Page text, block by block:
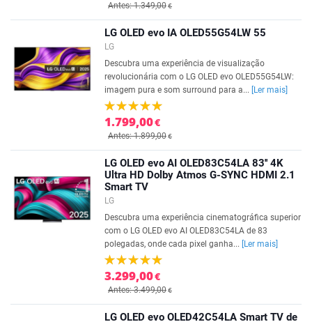
Antes: 1.349,00€
LG OLED evo IA OLED55G54LW 55
LG
Descubra uma experiência de visualização
revolucionária com o LG OLED evo OLED55G54LW:
imagem pura e som surround para a...
[Ler mais]
1.799,00€
Antes: 1.899,00€
LG OLED evo AI OLED83C54LA 83'' 4K
Ultra HD Dolby Atmos G-SYNC HDMI 2.1
Smart TV
LG
Descubra uma experiência cinematográfica superior
com o LG OLED evo AI OLED83C54LA de 83
polegadas, onde cada pixel ganha...
[Ler mais]
3.299,00€
Antes: 3.499,00€
LG OLED evo OLED42C54LA Smart TV de